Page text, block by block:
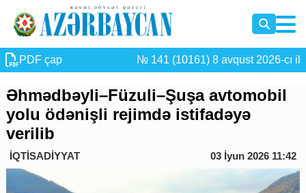
PDF çap № 141 (10161) 8 avqust 2026-cı il
Əhmədbəyli–Füzuli–Şuşa avtomobil
yolu ödənişli rejimdə istifadəyə
verilib
İQTİSADİYYAT 03 İyun 2026 11:42